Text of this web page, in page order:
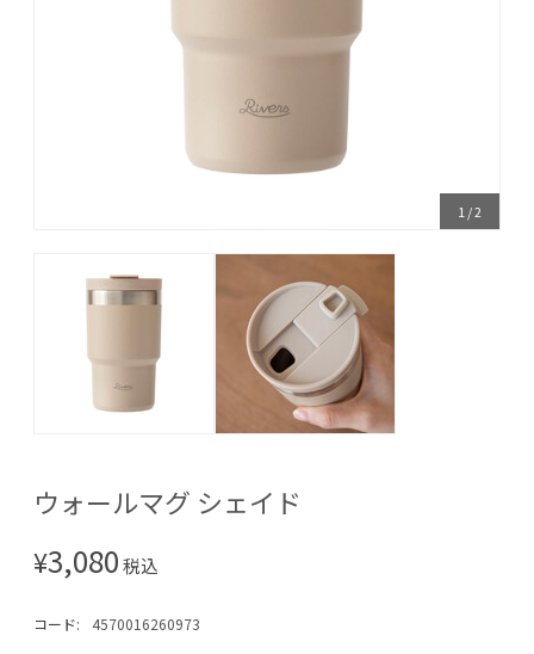
1 /2
ウォールマグ シェイド
¥3,080税込
コード: 4570016260973